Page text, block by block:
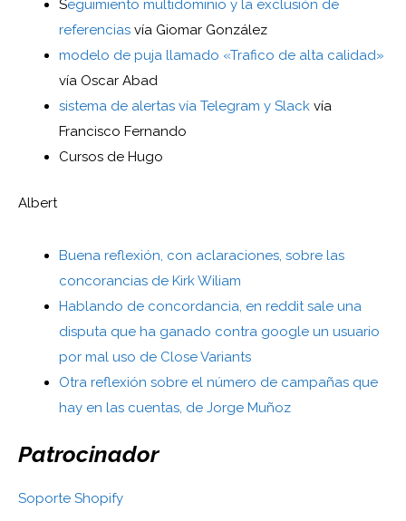
Seguimiento multidominio y la exclusión de
referencias vía Giomar González
modelo de puja llamado «Trafico de alta calidad»
vía Oscar Abad
sistema de alertas vía Telegram y Slack vía
Francisco Fernando
Cursos de Hugo
Albert
Buena reflexión, con aclaraciones, sobre las
concorancias de Kirk Wiliam
Hablando de concordancia, en reddit sale una
disputa que ha ganado contra google un usuario
por mal uso de Close Variants
Otra reflexión sobre el número de campañas que
hay en las cuentas, de Jorge Muñoz
Patrocinador
Soporte Shopify